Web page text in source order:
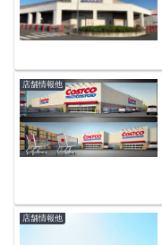
店舗情報他
店舗情報他